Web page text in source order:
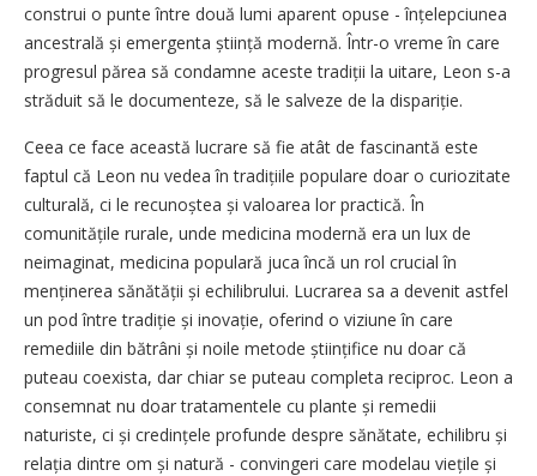
construi o punte între două lumi aparent opuse - înțelepciunea
ancestrală și emergenta știință modernă. ­Într-o vreme în care
progresul părea să condamne aceste tradiții la uitare, Leon s-a
străduit să le documenteze, să le salveze de la dispariție.
Ceea ce face această lucrare să fie atât de fascinantă este
faptul că Leon nu vedea în tradițiile populare doar o curiozitate
culturală, ci le recunoștea și valoarea lor practică. În
comunitățile rurale, unde medicina modernă era un lux de
neimaginat, medicina populară juca încă un rol crucial în
menținerea sănă­tății și echilibrului. Lucrarea sa a devenit astfel
un pod între tradiție și inovație, oferind o viziune în care
remediile din bătrâni și noile metode științifice nu doar că
puteau coexista, dar chiar se puteau completa reciproc. Leon a
consemnat nu doar tratamentele cu plante și remedii
naturiste, ci și credințele profunde despre sănătate, echilibru și
relația dintre om și natură - convingeri care modelau viețile și